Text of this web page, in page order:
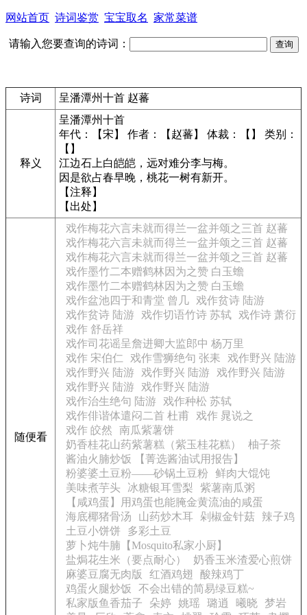
网站首页 诗词鉴赏 宝宝取名 家常菜谱
请输入您要查询的诗词：
诗词 呈潘潭州十首 赵蕃
释义
呈潘潭州十首
年代：【宋】 作者：【赵蕃】 体裁：【】 类别：
【】
江边石上白皑皑，远对难分李与梅。
因是欲占春早晚，桃花一树有新开。
【注释】
【出处】
随便看
戏作梅花六言未就而得兰一盆并颂之三首 赵蕃
戏作梅花六言未就而得兰一盆并颂之三首 赵蕃
戏作梅花六言未就而得兰一盆并颂之三首 赵蕃
戏作墨竹二本赠鹤林因为之赞 白玉蟾
戏作墨竹二本赠鹤林因为之赞 白玉蟾
戏作盆池四于和青堂 曾几
戏作贫诗 陆游
戏作贫诗 陆游
戏作切语竹诗 苏轼
戏作诗 萧衍
戏作 舒岳祥
戏作司花谣呈詹进卿大监郎中 杨万里
戏作 宋伯仁
戏作雪狮绝句 张耒
戏作野兴 陆游
戏作野兴 陆游
戏作野兴 陆游
戏作野兴 陆游
戏作野兴 陆游
戏作野兴 陆游
戏作治生绝句 陆游
戏作种松 苏轼
戏作俳谐体遣闷二首 杜甫
戏作 晁说之
戏作 皎然
南瓜紫薯饼
奶香桂花山药紫薯糕（紫玉桂花糕）
柚子茶
酱油火腩炒饭 【菁选酱油试用报告】
粉婆婆土豆粉——砂锅土豆粉
鲜肉大馄饨
美味煮芋头
冰糖银耳雪梨
紫薯南瓜粥
【咸鸡蛋】用鸡蛋也能腌金黄流油的咸蛋
海底椰猪骨汤
山药炒木耳 剁椒金针菇
辣子鸡
土豆小饼饼
多彩土豆
萝卜炖牛腩【Mosquito私家小厨】
盐焗花生米（要点耐心）
奶香玉米渣爱心煎饼
麻婆豆腐无肉版
红酒鸡翅
酸辣鸡丁
鸡蛋火腿炒饭
不会出错的简易绿豆糕~
私家版鱼香茄子
朵婷 姚瑶 璐逍 曦晓
梦岩